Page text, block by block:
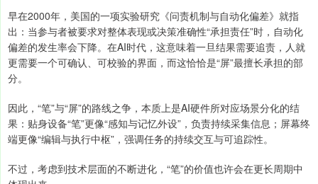
早在2000年，美国的一项实验研究《问责机制与自动化偏差》就指
出：当参与者被要求对整体表现或决策准确性“承担责任”时，自动化
偏差的发生率会下降。在AI时代，这意味着一旦结果需要追责，人就
更需要一个可确认、可校验的界面，而这恰恰是“屏”最擅长承担的部
分。
因此，“笔”与“屏”的路线之争，本质上是AI硬件所对应场景分化的结
果：贴身设备“笔”更像“感知与记忆外设”，负责持续采集信息；屏幕终
端更像“编辑与执行中枢”，强调任务的持续交互与可追踪性。
不过，考虑到技术层面的不断进化，“笔”的价值也许会在更长周期中